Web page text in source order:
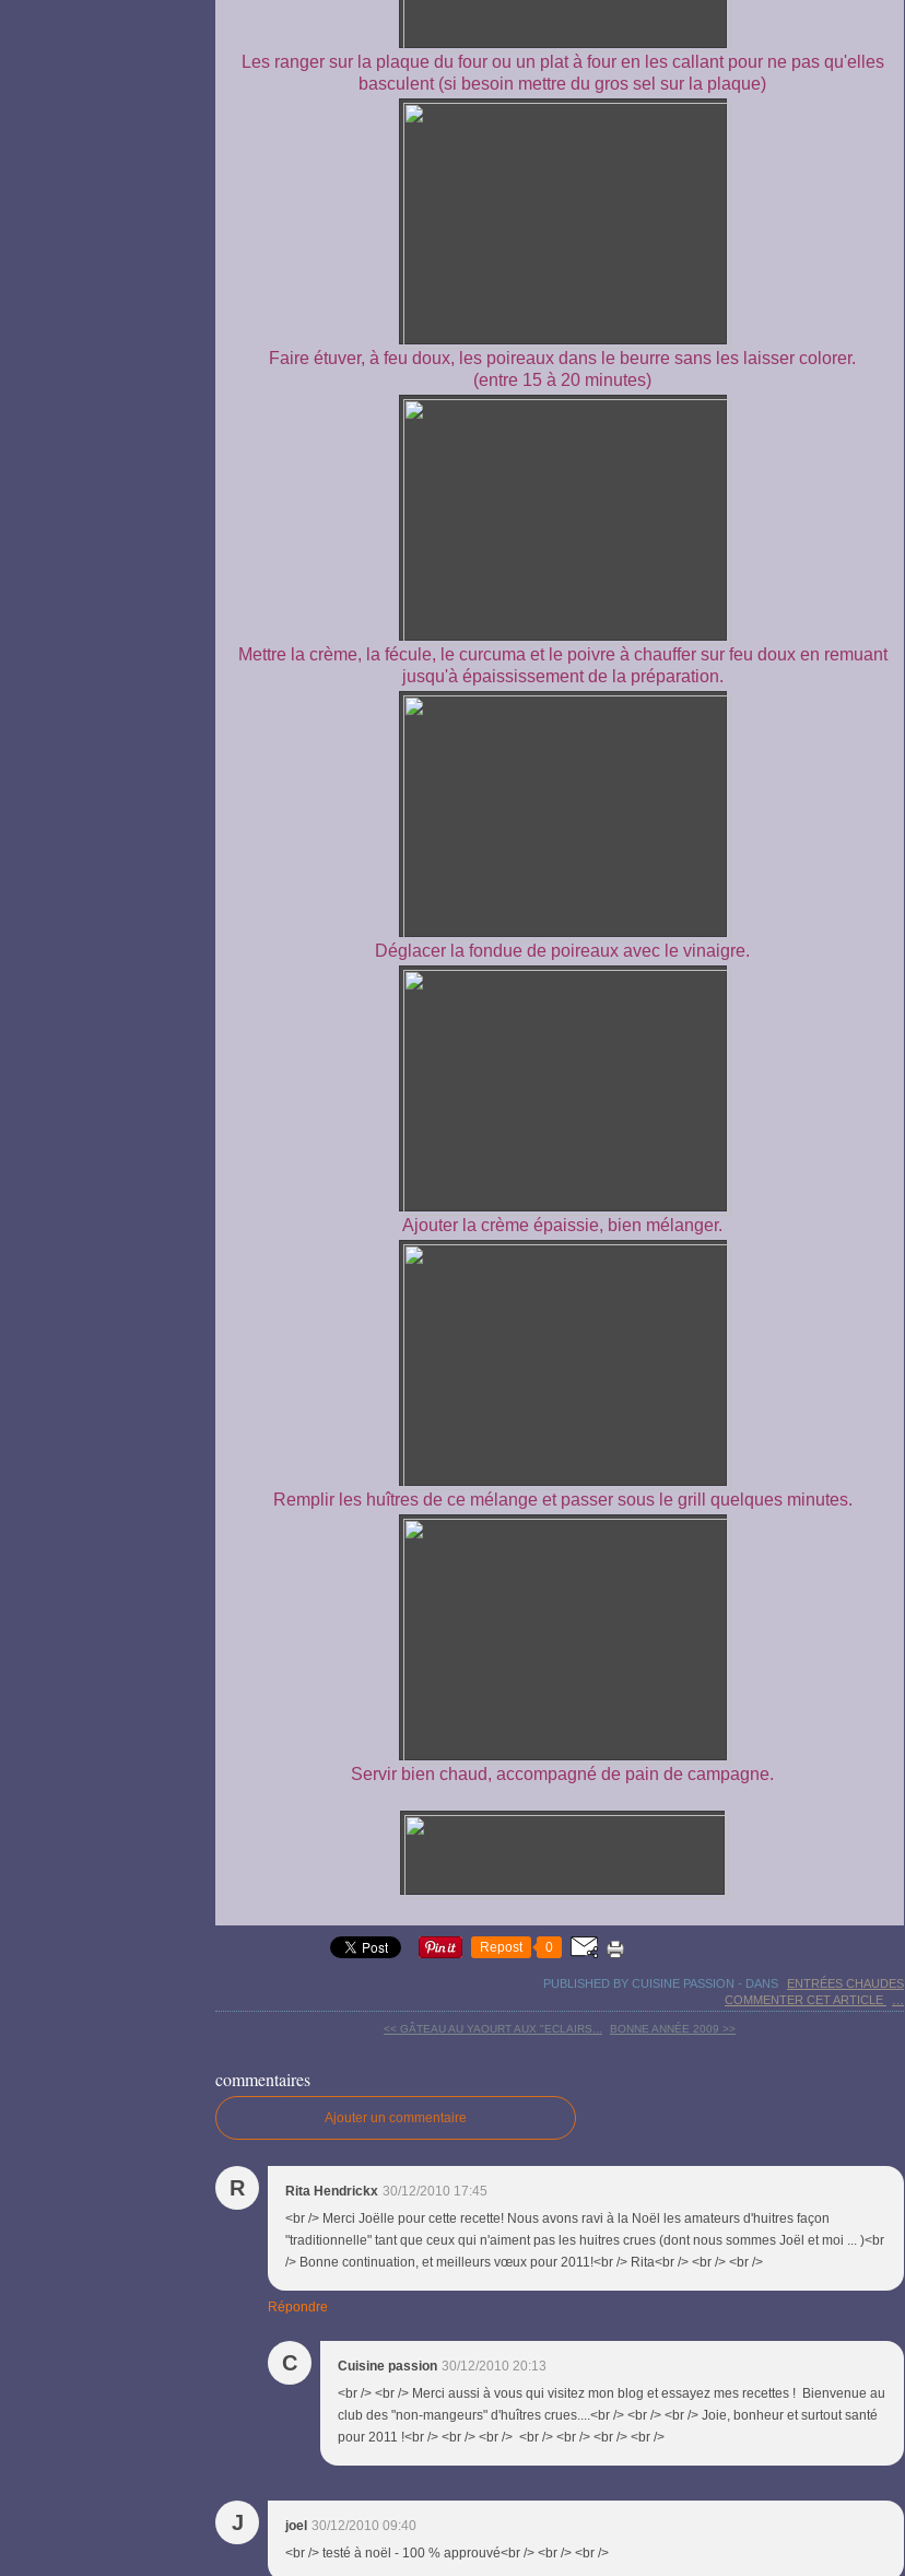
Les ranger sur la plaque du four ou un plat à four en les callant pour ne pas qu'elles
basculent (si besoin mettre du gros sel sur la plaque)
Faire étuver, à feu doux, les poireaux dans le beurre sans les laisser colorer.
(entre 15 à 20 minutes)
Mettre la crème, la fécule, le curcuma et le poivre à chauffer sur feu doux en remuant
jusqu'à épaississement de la préparation.
Déglacer la fondue de poireaux avec le vinaigre.
Ajouter la crème épaissie, bien mélanger.
Remplir les huîtres de ce mélange et passer sous le grill quelques minutes.
Servir bien chaud, accompagné de pain de campagne.
Repost 0
PUBLISHED BY CUISINE PASSION - DANS
ENTRÉES CHAUDES
COMMENTER CET ARTICLE
<< GÂTEAU AU YAOURT AUX "ECLAIRS... BONNE ANNÉE 2009 >>
commentaires
Ajouter un commentaire
R Rita Hendrickx 30/12/2010 17:45
<br /> Merci Joëlle pour cette recette! Nous avons ravi à la Noël les amateurs d'huitres façon
"traditionnelle" tant que ceux qui n'aiment pas les huitres crues (dont nous sommes Joël et moi ... )<br
/> Bonne continuation, et meilleurs vœux pour 2011!<br /> Rita<br /> <br /> <br />
Répondre
C Cuisine passion 30/12/2010 20:13
<br /> <br /> Merci aussi à vous qui visitez mon blog et essayez mes recettes ! Bienvenue au
club des "non-mangeurs" d'huîtres crues....<br /> <br /> <br /> Joie, bonheur et surtout santé
pour 2011 !<br /> <br /> <br /> <br /> <br /> <br /> <br />
J joel 30/12/2010 09:40
<br /> testé à noël - 100 % approuvé<br /> <br /> <br />